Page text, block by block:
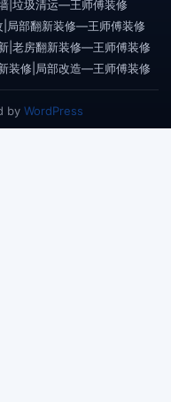
|垃圾清运—王师傅装修
|局部翻新装修—王师傅装修
|老房翻新装修—王师傅装修
装修|局部改造—王师傅装修
by WordPress